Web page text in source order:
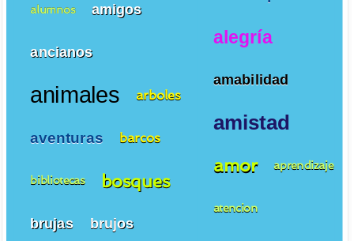
alegría
amabilidad
amistad
amor aprendizaje
atencion
alumnos amigos
ancianos
animales arboles
aventuras barcos
bibliotecas bosques
brujas brujos